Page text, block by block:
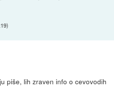
)
piše, lih zraven info o cevovodih